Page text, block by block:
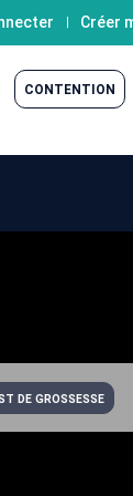
Créer
CONTENTION
DE GROSSESSE